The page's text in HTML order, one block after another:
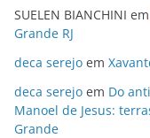
SUELEN BIANCHINI em
Grande RJ
deca serejo em
deca serejo em Do
Manoel de Jesus:
Grande